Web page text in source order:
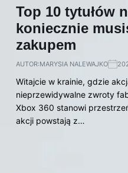
Top 10 tytułów
koniecznie
zakupem
AUTOR:MARYSIA NALEWAJKO
Witajcie w krainie, gdzie
nieprzewidywalne zwroty
Xbox 360 stanowi
akcji powstają z…